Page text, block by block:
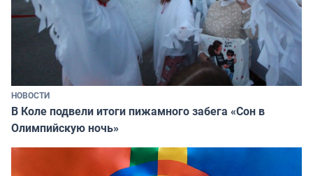
НОВОСТИ
В Коле подвели итоги пижамного забега «Сон в
Олимпийскую ночь»